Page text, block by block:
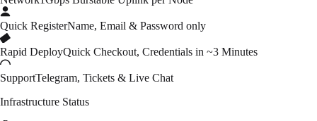
Quick RegisterName, Email & Password only
Rapid DeployQuick Checkout, Credentials in ~3 Minutes
SupportTelegram, Tickets & Live Chat
Infrastructure Status